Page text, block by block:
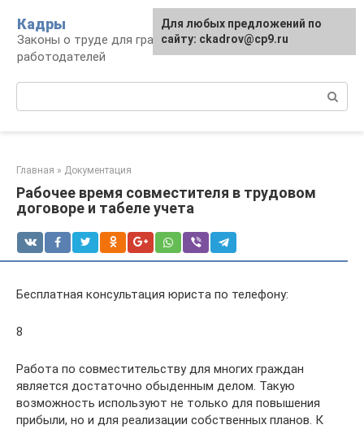
контенту
Кадры
Законы о труде для граждан и
работодателей
Главная » Документация
Рабочее время совместителя в трудовом
договоре и табеле учета
Бесплатная консультация юриста по телефону:
8
Работа по совместительству для многих граждан
является достаточно обыденным делом. Такую
возможность используют не только для повышения
прибыли, но и для реализации собственных планов. К
Для любых предложений по
сайту: ckadrov@cp9.ru